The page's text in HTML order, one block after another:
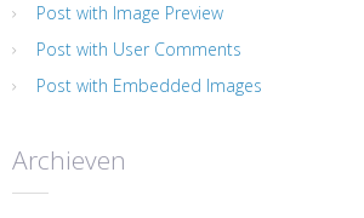
Post with Image Preview
Post with User Comments
Post with Embedded Images
Archieven